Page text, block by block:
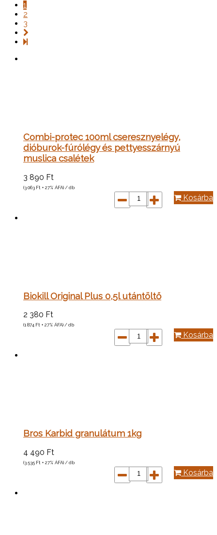
1
2
3
Combi-protec 100ml cseresznyelégy,
dióburok-fúrólégy és pettyesszárnyú
muslica csalétek
3 890 Ft
(3 063 Ft + 27% ÁFA) / db
Kosárba
Biokill Original Plus 0,5l utántöltő
2 380 Ft
(1 874 Ft + 27% ÁFA) / db
Kosárba
Bros Karbid granulátum 1kg
4 490 Ft
(3 535 Ft + 27% ÁFA) / db
Kosárba